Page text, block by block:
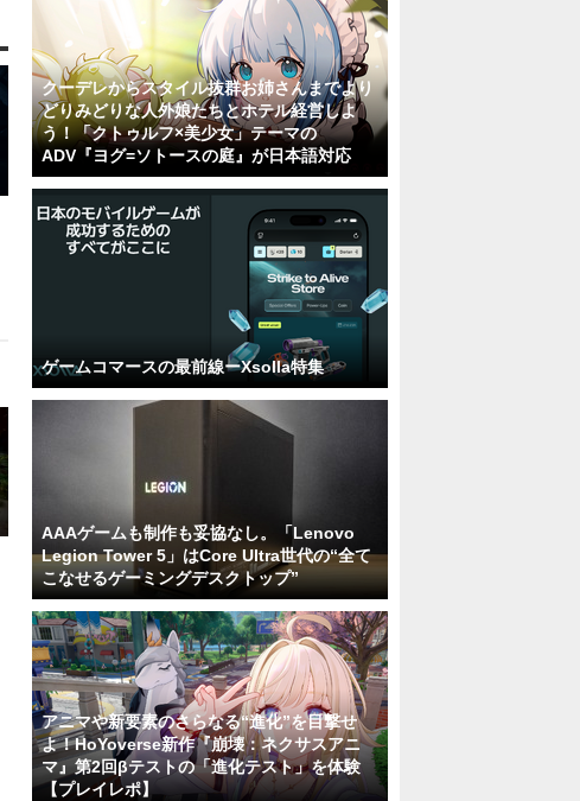
クーデレからスタイル抜群お姉さんまでより
どりみどりな人外娘たちとホテル経営しよ
う！「クトゥルフ×美少女」テーマの
ADV『ヨグ=ソトースの庭』が日本語対応
ゲームコマースの最前線ーXsolla特集
AAAゲームも制作も妥協なし。「Lenovo
Legion Tower 5」はCore Ultra世代の“全て
こなせるゲーミングデスクトップ”
アニマや新要素のさらなる“進化”を目撃せ
よ！HoYoverse新作『崩壊：ネクサスアニ
マ』第2回βテストの「進化テスト」を体験
【プレイレポ】